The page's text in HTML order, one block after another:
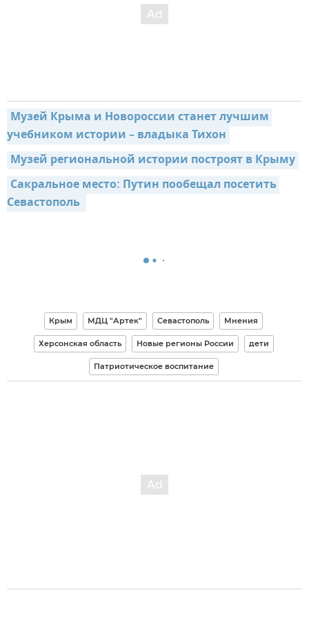
Музей Крыма и Новороссии станет лучшим
учебником истории – владыка Тихон
Музей региональной истории построят в Крыму
Сакральное место: Путин пообещал посетить
Севастополь
Крым МДЦ "Артек" Севастополь Мнения
Херсонская область Новые регионы России дети
Патриотическое воспитание